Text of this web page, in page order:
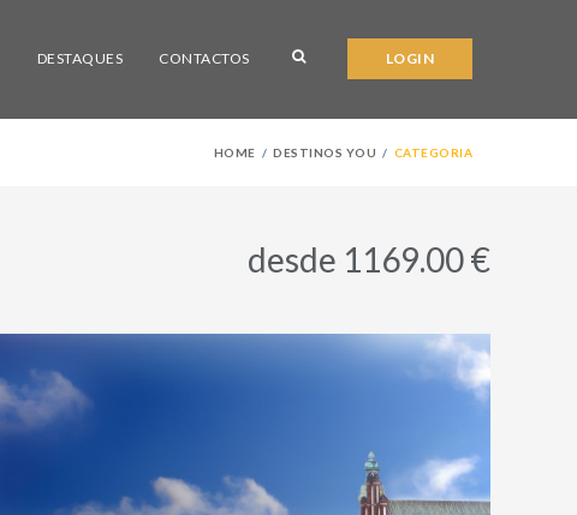
DESTAQUES CONTACTOS LOGIN
HOME DESTINOS YOU CATEGORIA
desde 1169.00 €